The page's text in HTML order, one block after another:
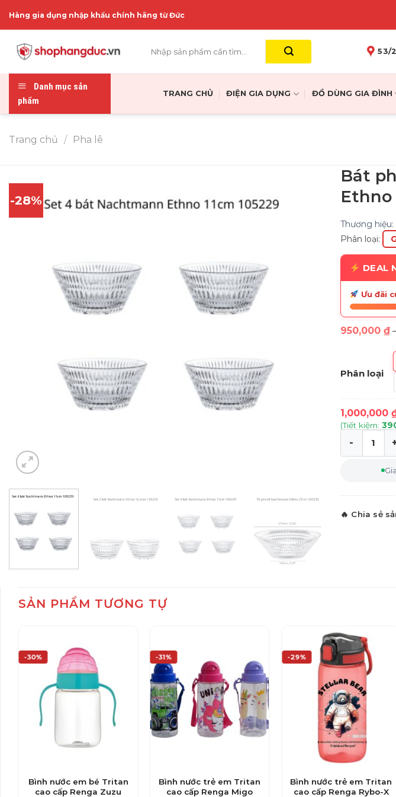
Hàng gia dụng nhập khẩu chính hãng từ Đức
kiếm:
53/
Danh mục sản
phẩm
TRANG CHỦ ĐIỆN GIA DỤNG ĐỒ DÙNG GIA ĐÌNH
Trang chủ / Pha lê
-28%
Bát
Ethno
Thương hiệu:
Phân loại:
DEAL
Ưu đãi
950,000 ₫
Phân loại
1,000,000
(Tiết kiệm:
Bát pha lê
SẢN PHẨM TƯƠNG TỰ
-30%
Bình nước em bé Tritan
cao cấp Renga Zuzu
-31%
Bình nước trẻ em Tritan
cao cấp Renga Migo
-29%
Bình nước trẻ em Tritan
cao cấp Renga Rybo-X